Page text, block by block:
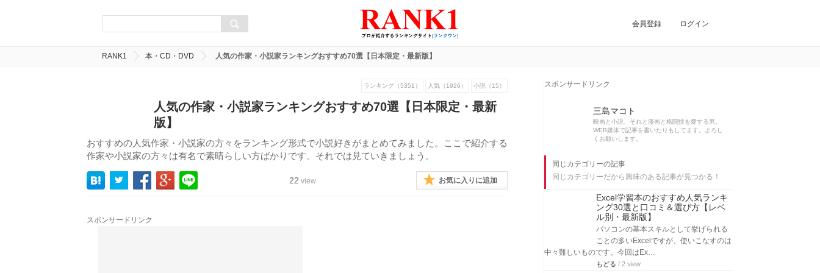
会員登録 ログイン
RANK1 本・CD・DVD 人気の作家・小説家ランキングおすすめ70選【日本限定・最新版】
ランキング（5351） 人気（1926） 小説（15）
人気の作家・小説家ランキングおすすめ70選【日本限定・最新
版】
おすすめの人気作家・小説家の方々をランキング形式で小説好きがまとめてみました。ここで紹介する
作家や小説家の方々は有名で素晴らしい方ばかりです。それでは見ていきましょう。
22 view お気に入りに追加
スポンサードリンク
スポンサードリンク
三島マコト
映画と小説、それと漫画と格闘技を愛する男。
WEB媒体で記事を書いたりもしてます。よろし
くお願いします。
同じカテゴリーの記事
同じカテゴリーだから興味のある記事が見つかる！
Excel学習本のおすすめ人気ランキ
ング30選と口コミ＆選び方【レベ
ル別・最新版】
パソコンの基本スキルとして挙げられる
ことの多いExcelですが、使いこなすのは
中々難しいものです。今回はEx…
もどる / 2 view